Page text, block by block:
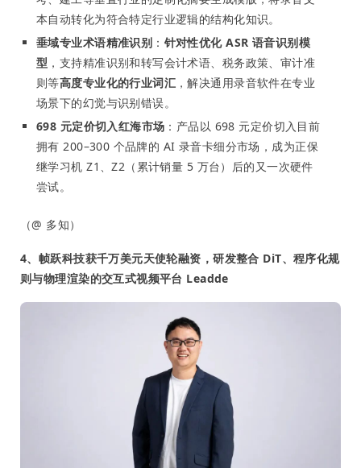
本自动转化为符合特定行业逻辑的结构化知识。
垂域专业术语精准识别 ： 针对性优化 ASR 语音识别模
型 ，支持精准识别和转写会计术语、税务政策、审计准
则等高度专业化的行业词汇 ，解决通用录音软件在专业
场景下的幻觉与识别错误。
698 元定价切入红海市场 ：产品以 698 元定价切入目前
拥有 200–300 个品牌的 AI 录音卡细分市场，成为正保
继学习机 Z1、Z2（累计销量 5 万台）后的又一次硬件
尝试。
（@ 多知）
4、帧跃科技获千万美元天使轮融资，研发整合 DiT、程序化规
则与物理渲染的交互式视频平台 Leadde